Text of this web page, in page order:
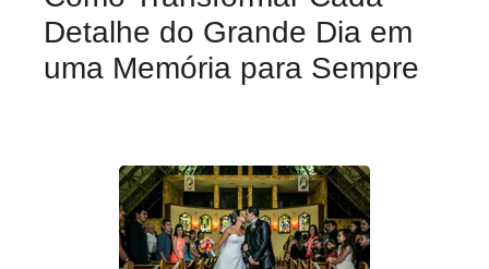
Detalhe do Grande Dia em
uma Memória para Sempre